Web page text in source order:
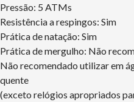
Pressão: 5 ATMs
Resistência a respingos: Sim
Prática de natação: Sim
Prática de mergulho: Não
Não recomendado utilizar em
quente
(exceto relógios apropriados